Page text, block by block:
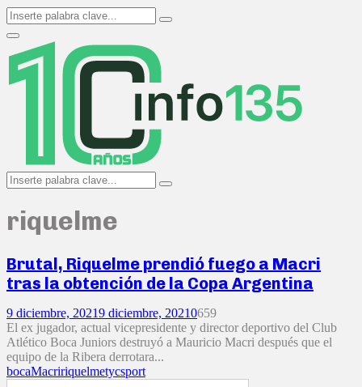
Search
for:
Search
Primary
Menu
Search
for:
Search
riquelme
Brutal, Riquelme prendió fuego a Macri
tras la obtención de la Copa Argentina
9 diciembre, 20219 diciembre, 20210659
El ex jugador, actual vicepresidente y director deportivo del Club
Atlético Boca Juniors destruyó a Mauricio Macri después que el
equipo de la Ribera derrotara...
bocaMacririquelmetycsport